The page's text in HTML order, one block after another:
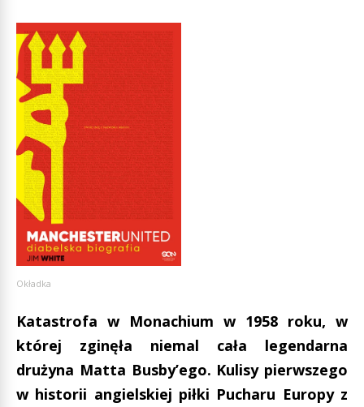
Okładka
Katastrofa w Monachium w 1958 roku, w
której zginęła niemal cała legendarna
drużyna Matta Busby’ego. Kulisy pierwszego
w historii angielskiej piłki Pucharu Europy z